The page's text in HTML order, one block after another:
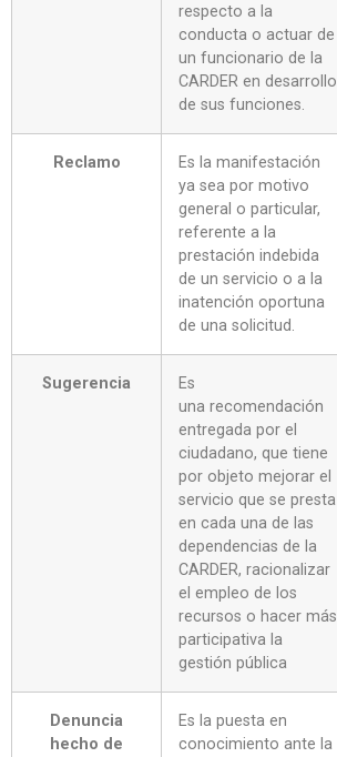
respecto a la
conducta o actuar de
un funcionario de la
CARDER en desarrollo
de sus funciones.
Reclamo
Es la manifestación
ya sea por motivo
general o particular,
referente a la
prestación indebida
de un servicio o a la
inatención oportuna
de una solicitud.
Sugerencia
Es
una recomendación
entregada por el
ciudadano, que tiene
por objeto mejorar el
servicio que se presta
en cada una de las
dependencias de la
CARDER, racionalizar
el empleo de los
recursos o hacer más
participativa la
gestión pública
Denuncia
hecho de
Es la puesta en
conocimiento ante la